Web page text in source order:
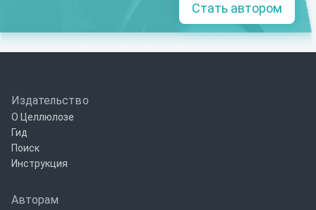
Стать автором
Издательство
О Целлюлозе
Гид
Поиск
Инструкция
Авторам